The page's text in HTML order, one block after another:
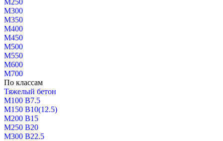
М250
М300
М350
М400
М450
М500
М550
М600
М700
По классам
Тяжелый бетон
М100 В7.5
М150 В10(12.5)
М200 В15
М250 В20
М300 В22.5